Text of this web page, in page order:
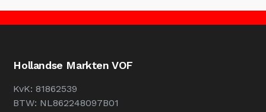
Hollandse Markten VOF
KvK: 81862539
BTW: NL862248097B01